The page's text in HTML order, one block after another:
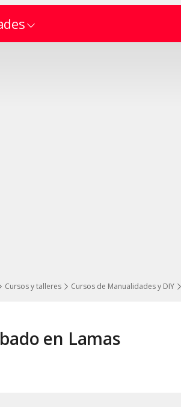
Cursos y talleres Cursos de Manualidades y DIY
en Lamas